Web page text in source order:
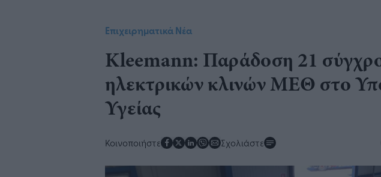
Επιχειρηματικά Νέα
Kleemann: Παράδοση 21
ηλεκτρικών κλινών ΜΕΘ στο
Υγείας
Κοινοποιήστε Σχολιάστε